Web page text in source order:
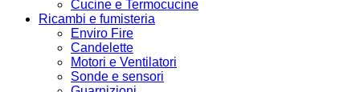
Cucine e Termocucine
Ricambi e fumisteria
Enviro Fire
Candelette
Motori e Ventilatori
Sonde e sensori